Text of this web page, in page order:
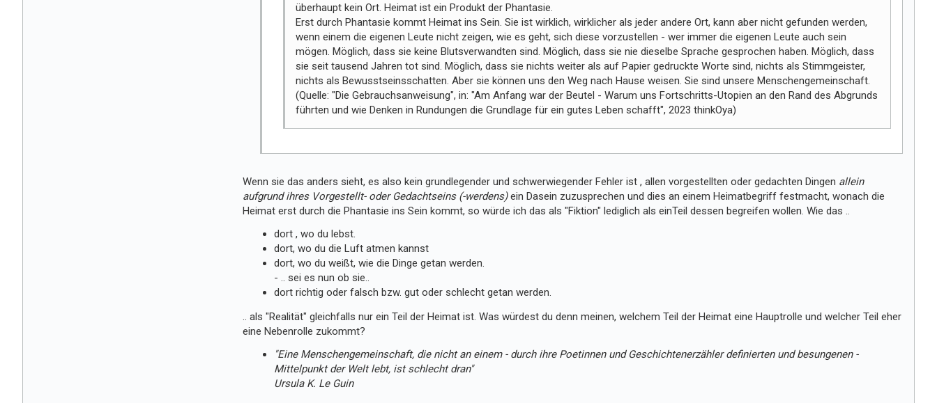
überhaupt kein Ort. Heimat ist ein Produkt der Phantasie.
Erst durch Phantasie kommt Heimat ins Sein. Sie ist wirklich, wirklicher als jeder andere Ort, kann aber nicht gefunden werden,
wenn einem die eigenen Leute nicht zeigen, wie es geht, sich diese vorzustellen - wer immer die eigenen Leute auch sein
mögen. Möglich, dass sie keine Blutsverwandten sind. Möglich, dass sie nie dieselbe Sprache gesprochen haben. Möglich, dass
sie seit tausend Jahren tot sind. Möglich, dass sie nichts weiter als auf Papier gedruckte Worte sind, nichts als Stimmgeister,
nichts als Bewusstseinsschatten. Aber sie können uns den Weg nach Hause weisen. Sie sind unsere Menschengemeinschaft.
(Quelle: "Die Gebrauchsanweisung", in: "Am Anfang war der Beutel - Warum uns Fortschritts-Utopien an den Rand des Abgrunds
führten und wie Denken in Rundungen die Grundlage für ein gutes Leben schafft", 2023 thinkOya)
Wenn sie das anders sieht, es also kein grundlegender und schwerwiegender Fehler ist , allen vorgestellten oder gedachten Dingen allein
aufgrund ihres Vorgestellt- oder Gedachtseins (-werdens)ein Dasein zuzusprechen und dies an einem Heimatbegriff festmacht, wonach die
Heimat erst durch die Phantasie ins Sein kommt, so würde ich das als "Fiktion" lediglich als einTeil dessen begreifen wollen. Wie das ..
dort , wo du lebst.
dort, wo du die Luft atmen kannst
dort, wo du weißt, wie die Dinge getan werden.
- .. sei es nun ob sie..
dort richtig oder falsch bzw. gut oder schlecht getan werden.
.. als "Realität" gleichfalls nur ein Teil der Heimat ist. Was würdest du denn meinen, welchem Teil der Heimat eine Hauptrolle und welcher Teil eher
eine Nebenrolle zukommt?
"Eine Menschengemeinschaft, die nicht an einem - durch ihre Poetinnen und Geschichtenerzähler definierten und besungenen -
Mittelpunkt der Welt lebt, ist schlecht dran"
Ursula K. Le Guin